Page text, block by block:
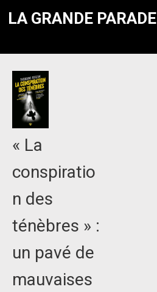
LA GRANDE PARADE
« La
conspiratio
n des
ténèbres » :
un pavé de
mauvaises